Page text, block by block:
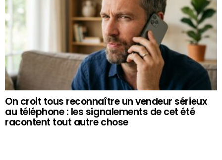
On croit tous reconnaître un vendeur sérieux
au téléphone : les signalements de cet été
racontent tout autre chose